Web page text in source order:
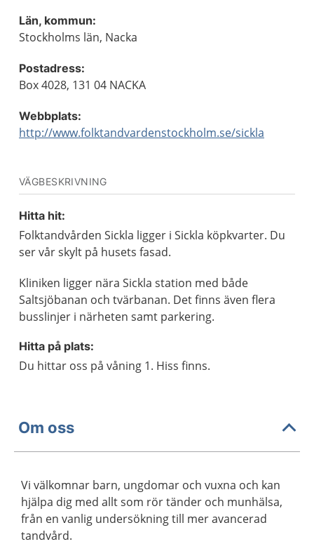
Län, kommun:
Stockholms län, Nacka
Postadress:
Box 4028, 131 04 NACKA
Webbplats:
http://www.folktandvardenstockholm.se/sickla
VÄGBESKRIVNING
Hitta hit:
Folktandvården Sickla ligger i Sickla köpkvarter. Du
ser vår skylt på husets fasad.
Kliniken ligger nära Sickla station med både
Saltsjöbanan och tvärbanan. Det finns även flera
busslinjer i närheten samt parkering.
Hitta på plats:
Du hittar oss på våning 1. Hiss finns.
Om oss
Vi välkomnar barn, ungdomar och vuxna och kan
hjälpa dig med allt som rör tänder och munhälsa,
från en vanlig undersökning till mer avancerad
tandvård.